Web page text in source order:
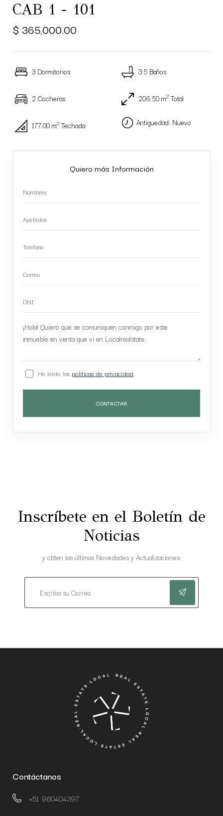
CAB 1 - 101
$ 365,000.00
3 Dormitorios 3.5 Baños
2 Cocheras 206.50 m2 Total
177.00 m2 Techada Antiguedad: Nuevo
Quiero más Información
He leído las políticas de privacidad.
CONTACTAR
Inscríbete en el Boletín de
Noticias
y obten las últimas Novedades y Actualizaciones.
Contáctanos
+51 960404397